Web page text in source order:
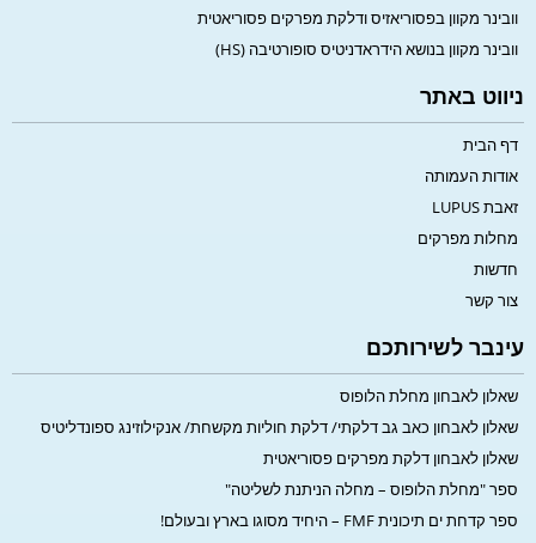
וובינר מקוון בפסוריאזיס ודלקת מפרקים פסוריאטית
וובינר מקוון בנושא הידראדניטיס סופורטיבה (HS)
ניווט באתר
דף הבית
אודות העמותה
זאבת LUPUS
מחלות מפרקים
חדשות
צור קשר
עינבר לשירותכם
שאלון לאבחון מחלת הלופוס
שאלון לאבחון כאב גב דלקתי/ דלקת חוליות מקשחת/ אנקילוזינג ספונדליטיס
שאלון לאבחון דלקת מפרקים פסוריאטית
ספר "מחלת הלופוס – מחלה הניתנת לשליטה"
ספר קדחת ים תיכונית FMF – היחיד מסוגו בארץ ובעולם!